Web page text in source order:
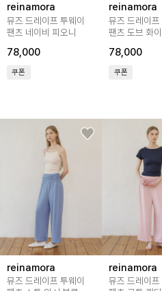
reinamora
뮤즈 드레이프 투웨이
팬츠 네이비 피오니
78,000
쿠폰
reinamora
뮤즈 드레이프
팬츠 도브 화
78,000
쿠폰
reinamora
뮤즈 드레이프 투웨이
reinamora
뮤즈 드레이프